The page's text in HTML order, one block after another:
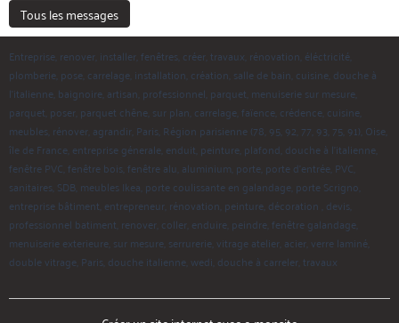
Tous les messages
Entreprise, renover, installer, fenêtres, créer, travaux, rénovation, éléctricité,
plomberie, pose, carrelage, installation, création, salle de bain, cuisine, douche à
l'italienne, baignoire, artisan, professionnel, parquet, menuiserie sur mesure,
parquet, poser, parquet chêne, sur plan, carrelage, faïence, crédence, cuisine,
meubles, rénover, agrandir, Paris, Région parisienne (78, 95, 92, 77, 93, 75, 91), Oise,
île de France, entreprise génerale, enduit, peinture, plafond, douche à l'italienne,
fenêtre PVC, fenêtre bois, fenêtre alu, aluminium, porte, porte d'entrée, PVC,
sanitaires, SDB, meubles Ikea, porte coulissante en galandage, porte Scrigno,
entreprise bâtiment, entrepreneur, rénovation, peinture, décoration , devis,
professionnel batiment, renover, coller, enduire, peindre, fenêtre galandage,
menuiserie exterieure, sur mesure, serrurerie, vitrage atelier, acier, verre laminé,
double vitrage, Paris, douche italienne, wedi, douche à carreler, travaux